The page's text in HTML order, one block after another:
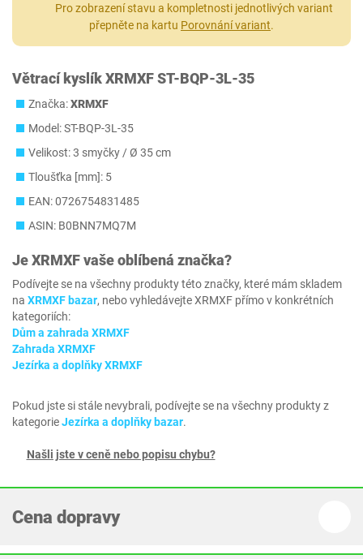
Pro zobrazení stavu a kompletnosti jednotlivých variant
přepněte na kartu Porovnání variant.
Větrací kyslík XRMXF ST-BQP-3L-35
Značka:XRMXF
Model: ‎ST-BQP-3L-35
Velikost: 3 smyčky / Ø 35 cm
Tloušťka [mm]: 5
EAN: 0726754831485
ASIN: B0BNN7MQ7M
JeXRMXFvaše oblíbená značka?
Podívejte se na všechny produkty této značky, které mám skladem
na XRMXF bazar, nebo vyhledávejte XRMXF přímo v konkrétních
kategoriích:
Dům a zahrada XRMXF
Zahrada XRMXF
Jezírka a doplňky XRMXF
Pokud jste si stále nevybrali, podívejte se na všechny produkty z
kategorieJezírka a doplňky bazar.
Našli jste v ceně nebo popisu chybu?
Cena dopravy